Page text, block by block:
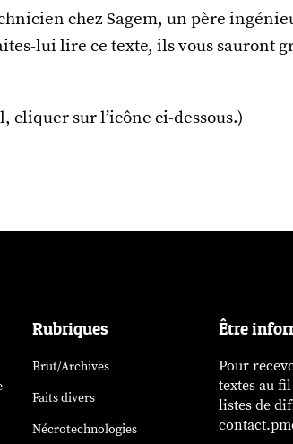
chez Sagem, un père
lui lire ce texte, ils vous sauront
cliquer sur l’icône ci-dessous.)
Rubriques
Brut/Archives
Faits divers
Nécrotechnologies
Être
Pour
textes au
listes de